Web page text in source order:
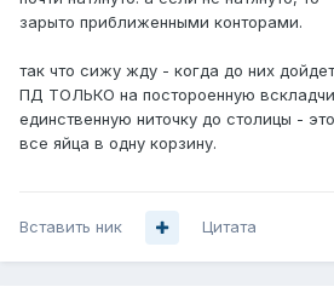
зарыто приближенными конторами.
так что сижу жду - когда до них
ПД ТОЛЬКО на постороенную
единственную ниточку до столицы -
все яйца в одну корзину.
Вставить ник Цитата